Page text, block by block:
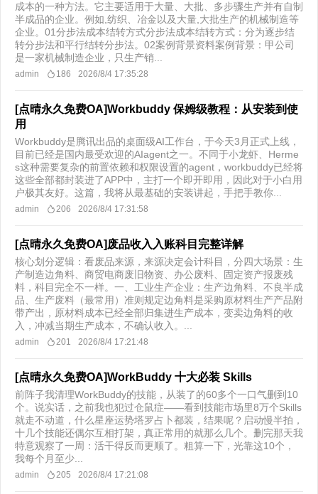
成本的一种方法。它主要适用于大量、大批、多步骤生产并有自制
半成品的企业。例如,纺织、冶金以及大量,大批生产的机械制造等
企业。01分步法成本结转方式分步法成本结转方式：分为逐步结
转分步法和平行结转分步法。02案例背景资料案例背景：甲公司
是一家机械制造企业，只生产销...
admin 186 2026/8/4 17:35:28
[点晴永久免费OA]Workbuddy 保姆级教程：从安装到使
用
Workbuddy是腾讯出品的桌面级AI工作台，于今天3月正式上线，
目前已经是国内最受欢迎的AIagent之一。不同于小龙虾、Herme
s这种需要复杂的前置依赖和权限设置的agent，workbuddy已经将
这些全部都封装进了APP中，主打一个即开即用，因此对于小白用
户极其友好。这篇，我将从最基础的安装讲起，手把手教你...
admin 206 2026/8/4 17:31:58
[点晴永久免费OA]废品收入入账科目完整详解
核心划分逻辑：看废品来源，来源决定会计科目，分四大场景：生
产制造边角料、商贸电商废旧物资、办公废料、固定资产报废残
料，科目完全不一样。一、工业生产企业：生产边角料、不良半成
品、生产废料（最常用）准则规定边角料是采购原材料生产产品附
带产出，原材料成本已经全部归集进生产成本，变卖边角料的收
入，冲减当期生产成本，不确认收入。...
admin 201 2026/8/4 17:21:48
[点晴永久免费OA]WorkBuddy 十大必装 Skills
前阵子我清理WorkBuddy的技能，从装了的60多个一口气删到10
个。说实话，之前我也犯过仓鼠症——看到技能市场里8万个Skills
就走不动道，什么星座运势塔罗占卜都装，结果呢？启动慢半拍，
十几个技能还偶尔互相打架，真正常用的就那么几个。删完那天我
特意观察了一周：活干得反而更顺了。粗算一下，光靠这10个，
我每个月至少...
admin 205 2026/8/4 17:21:08